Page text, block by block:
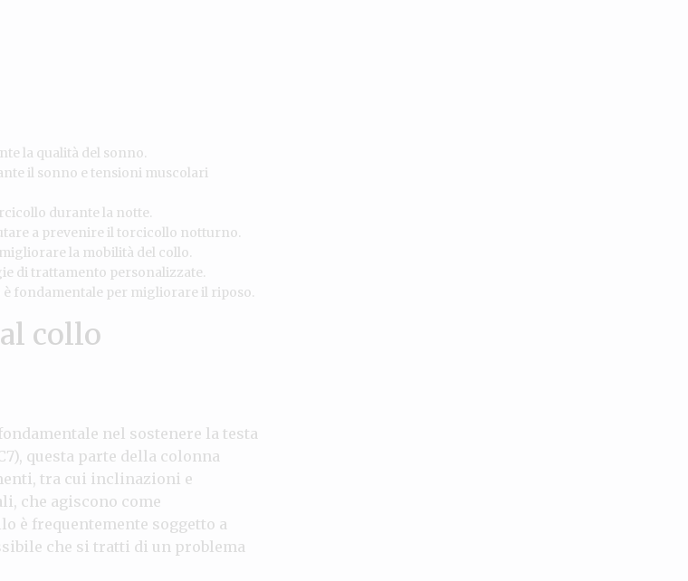
la qualità del sonno.
il sonno e tensioni muscolari
durante la notte.
a prevenire il torcicollo notturno.
la mobilità del collo.
di trattamento personalizzate.
fondamentale per migliorare il riposo.
collo
nel sostenere la testa
questa parte della colonna
tra cui inclinazioni e
che agiscono come
è frequentemente soggetto a
che si tratti di un problema